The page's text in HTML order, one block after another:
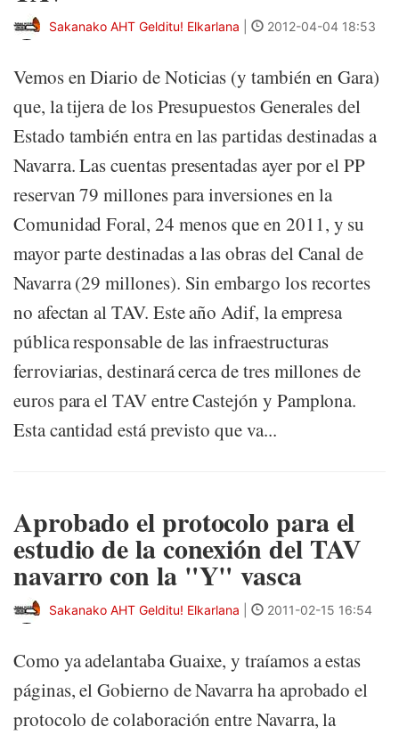
Sakanako AHT Gelditu! Elkarlana 2012-04-04 18:53
Vemos en Diario de Noticias (y también en Gara)
que, la tijera de los Presupuestos Generales del
Estado también entra en las partidas destinadas a
Navarra. Las cuentas presentadas ayer por el PP
reservan 79 millones para inversiones en la
Comunidad Foral, 24 menos que en 2011, y su
mayor parte destinadas a las obras del Canal de
Navarra (29 millones). Sin embargo los recortes
no afectan al TAV. Este año Adif, la empresa
pública responsable de las infraestructuras
ferroviarias, destinará cerca de tres millones de
euros para el TAV entre Castejón y Pamplona.
Esta cantidad está previsto que va...
Aprobado el protocolo para el
estudio de la conexión del TAV
navarro con la "Y" vasca
Sakanako AHT Gelditu! Elkarlana 2011-02-15 16:54
Como ya adelantaba Guaixe, y traíamos a estas
páginas, el Gobierno de Navarra ha aprobado el
protocolo de colaboración entre Navarra, la